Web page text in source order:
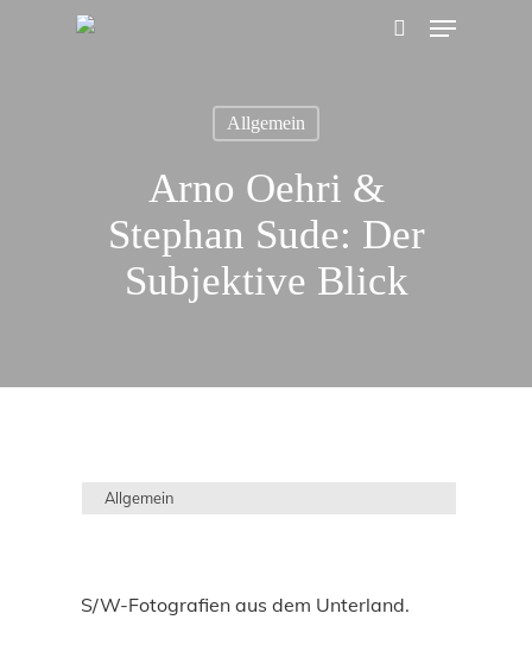
Menu
Allgemein
Arno Oehri &
Stephan Sude: Der
Subjektive Blick
Allgemein
S/W-Fotografien aus dem Unterland.